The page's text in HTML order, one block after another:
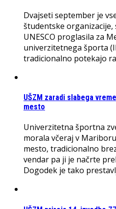
Dvajseti september je
študentske organizacije,
UNESCO proglasila za
univerzitetnega športa
tradicionalno potekajo
UŠZM zaradi slabega
mesto
Univerzitetna športna
morala včeraj v
mesto, tradicionalno
vendar pa ji je načrte
Dogodek je tako